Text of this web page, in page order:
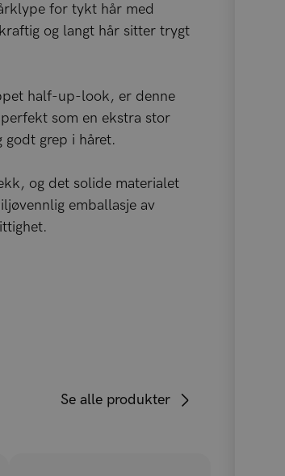
for tykt hår med
og langt hår sitter trygt
half-up-look, er denne
som en ekstra stor
godt grep i håret.
og det solide materialet
emballasje av
Se alle produkter